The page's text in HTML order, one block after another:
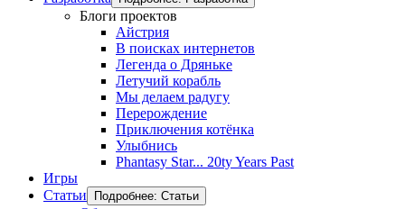
Блоги проектов
Айстрия
В поисках интернетов
Легенда о Дряньке
Летучий корабль
Мы делаем радугу
Перерождение
Приключения котёнка
Улыбнись
Phantasy Star... 20ty Years Past
Игры
Статьи
Подробнее: Статьи